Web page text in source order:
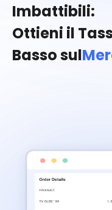
Imbattibili:
Ottieni il
Basso sul